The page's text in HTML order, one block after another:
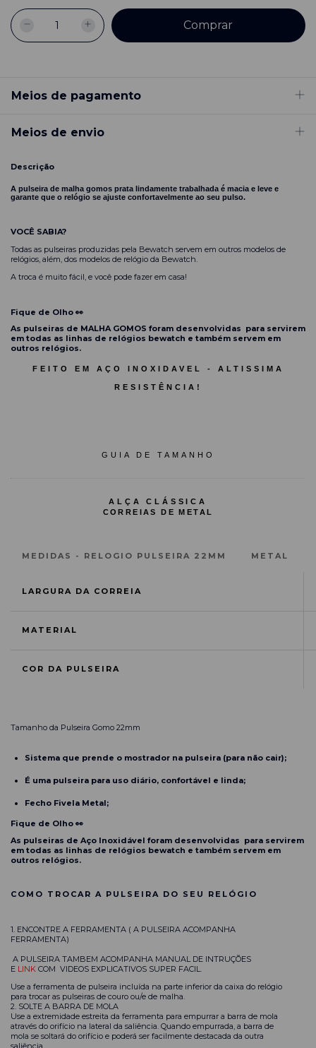
Meios de pagamento
Meios de envio
Descrição
A pulseira de malha gomos prata lindamente trabalhada é macia e leve e
garante que o relógio se ajuste confortavelmente ao seu pulso.
VOCÊ SABIA?
Todas as pulseiras produzidas pela Bewatch servem em outros modelos de
relógios, além, dos modelos de relógio da Bewatch.
A troca é muito fácil, e você pode fazer em casa!
Fique de Olho 👀
As pulseiras de MALHA GOMOS foram desenvolvidas para servirem
em todas as linhas de relógios bewatch e também servem em
outros relógios.
FEITO EM AÇO INOXIDAVEL - ALTISSIMA
RESISTÊNCIA!
GUIA DE TAMANHO
ALÇA CLÁSSICA
CORREIAS DE METAL
MEDIDAS - RELOGIO PULSEIRA 22MM METAL
LARGURA DA CORREIA
MATERIAL
COR DA PULSEIRA
Tamanho da Pulseira Gomo 22mm
Sistema que prende o mostrador na pulseira (para não cair);
É uma pulseira para uso diário, confortável e linda;
Fecho Fivela Metal;
Fique de Olho 👀
As pulseiras de Aço Inoxidável foram desenvolvidas para servirem
em todas as linhas de relógios bewatch e também servem em
outros relógios.
COMO TROCAR A PULSEIRA DO SEU RELÓGIO
1. ENCONTRE A FERRAMENTA ( A PULSEIRA ACOMPANHA
FERRAMENTA)
A PULSEIRA TAMBEM ACOMPANHA MANUAL DE INTRUÇÕES
E LINK COM VIDEOS EXPLICATIVOS SUPER FACIL.
Use a ferramenta de pulseira incluída na parte inferior da caixa do relógio
para trocar as pulseiras de couro ou/e de malha.
2. SOLTE A BARRA DE MOLA
Use a extremidade estreita da ferramenta para empurrar a barra de mola
através do orifício na lateral da saliência. Quando empurrada, a barra de
mola se soltará do orifício e poderá ser facilmente destacada da outra